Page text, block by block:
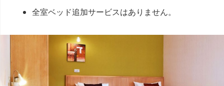
全室ベッド追加サービスはありません。